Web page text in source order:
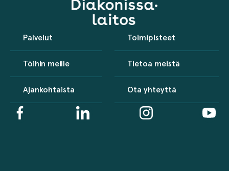
Palvelut Toimipisteet
Töihin meille Tietoa meistä
Ajankohtaista Ota yhteyttä